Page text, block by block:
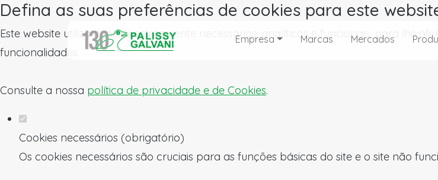
Defina as suas preferências de cookies para este
Este website utiliza cookies estritamente necessários, analíticos e funcionais, para lhe
funcionalidades.
Consulte a nossa política de privacidade e de Cookies.
Cookies necessários (obrigatório)
Os cookies necessários são cruciais para as funções básicas do site e o site não
Empresa Marcas Mercados